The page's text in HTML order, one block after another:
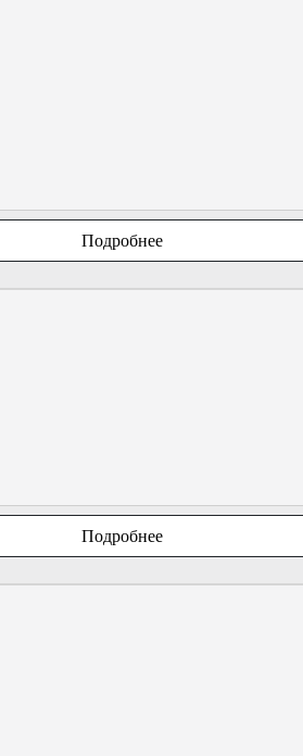
Подробнее
Подробнее